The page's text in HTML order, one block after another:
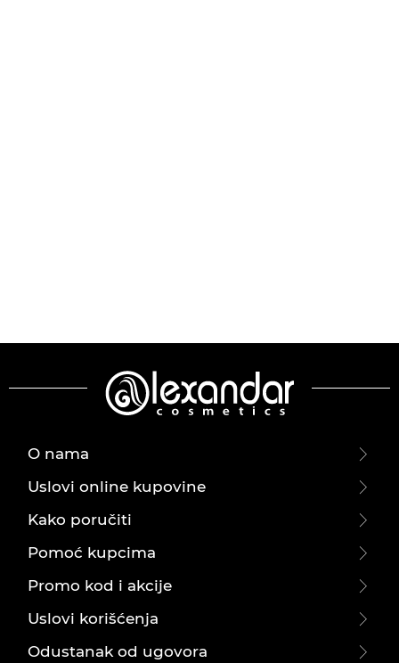
O nama
Uslovi online kupovine
Kako poručiti
Pomoć kupcima
Promo kod i akcije
Uslovi korišćenja
Odustanak od ugovora